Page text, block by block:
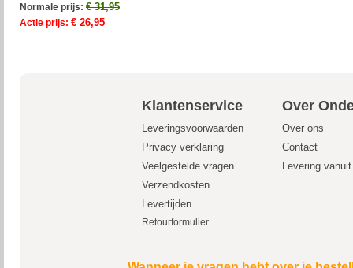
Normale prijs: € 31,95
Actie prijs: € 26,95
Klantenservice Over
Leveringsvoorwaarden
Over ons
Privacy verklaring
Contact
Veelgestelde vragen
Levering
Verzendkosten
Levertijden
Retourformulier